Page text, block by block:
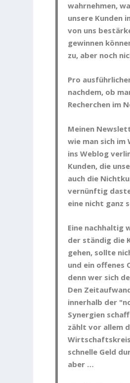
wahrnehmen,
unsere Kunden
von uns
gewinnen
zu, aber noch
Pro
nachdem, ob
Recherchen im
Meinen
wie man sich im
ins Weblog
Kunden, die
auch die
vernünftig
eine nicht ganz
Eine nachhaltig
der ständig die
gehen, sollte
und ein offenes
denn wer sich
Den
innerhalb der
Synergien
zählt vor allem
schnelle Geld
aber …